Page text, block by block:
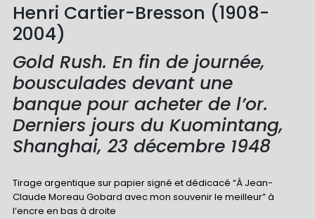
Henri Cartier-Bresson (1908-
2004)
Gold Rush. En fin de journée,
bousculades devant une
banque pour acheter de l’or.
Derniers jours du Kuomintang,
Shanghai, 23 décembre 1948
Tirage argentique sur papier signé et dédicacé “À Jean-
Claude Moreau Gobard avec mon souvenir le meilleur” à
l’encre en bas à droite